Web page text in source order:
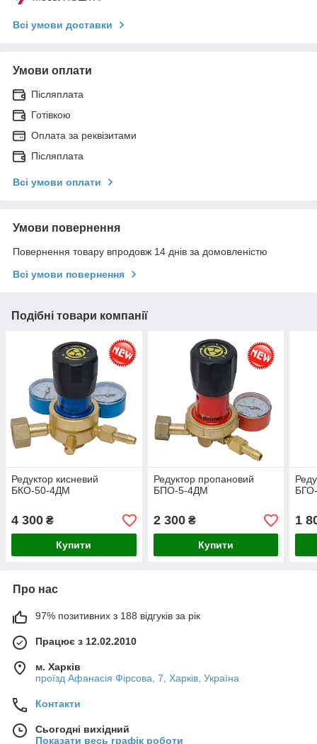
Всі умови доставки
Умови оплати
Післяплата
Готівкою
Оплата за реквізитами
Післяплата
Всі умови оплати
Умови повернення
Повернення товару впродовж 14 днів за домовленістю
Всі умови повернення
Подібні товари компанії
Редуктор кисневий
БКО-50-4ДМ
4 300 ₴
Купити
Редуктор пропановий
БПО-5-4ДМ
2 300₴
Купити
1
Про нас
97% позитивних з 188 відгуків за рік
Працює з 12.02.2010
м. Харків
проїзд Афанасія Фірсова, 7, Харків, Україна
Контакти
Сьогодні вихідний
Показати весь графік роботи